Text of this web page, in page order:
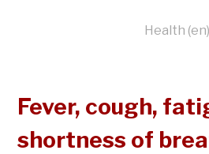
Health (en)
Fever, cough,
shortness of